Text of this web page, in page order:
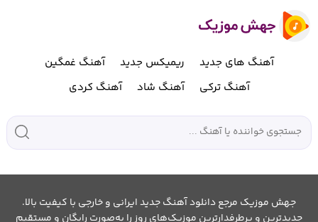
آهنگ های جدید ریمیکس جدید
آهنگ غمگین
آهنگ ترکی
آهنگ شاد آهنگ کردی
جهش موزیک مرجع دانلود آهنگ جدید ایرانی و خارجی با کیفیت بالا.
جدیدترین و پرطرفدارترین موزیک‌های روز را به‌صورت رایگان و مستقیم